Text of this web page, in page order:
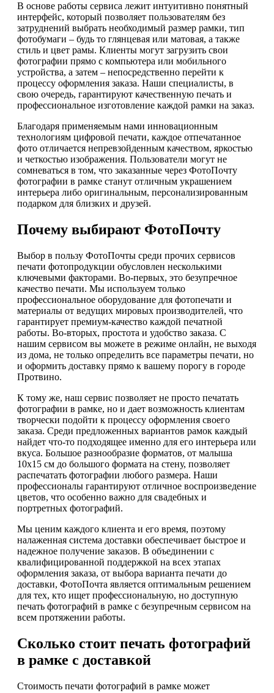
В основе работы сервиса лежит интуитивно понятный
интерфейс, который позволяет пользователям без
затруднений выбрать необходимый размер рамки, тип
фотобумаги – будь то глянцевая или матовая, а также
стиль и цвет рамы. Клиенты могут загрузить свои
фотографии прямо с компьютера или мобильного
устройства, а затем – непосредственно перейти к
процессу оформления заказа. Наши специалисты, в
свою очередь, гарантируют качественную печать и
профессиональное изготовление каждой рамки на заказ.
Благодаря применяемым нами инновационным
технологиям цифровой печати, каждое отпечатанное
фото отличается непревзойденным качеством, яркостью
и четкостью изображения. Пользователи могут не
сомневаться в том, что заказанные через ФотоПочту
фотографии в рамке станут отличным украшением
интерьера либо оригинальным, персонализированным
подарком для близких и друзей.
Почему выбирают ФотоПочту
Выбор в пользу ФотоПочты среди прочих сервисов
печати фотопродукции обусловлен несколькими
ключевыми факторами. Во-первых, это безупречное
качество печати. Мы используем только
профессиональное оборудование для фотопечати и
материалы от ведущих мировых производителей, что
гарантирует премиум-качество каждой печатной
работы. Во-вторых, простота и удобство заказа. С
нашим сервисом вы можете в режиме онлайн, не выходя
из дома, не только определить все параметры печати, но
и оформить доставку прямо к вашему порогу в городе
Протвино.
К тому же, наш сервис позволяет не просто печатать
фотографии в рамке, но и дает возможность клиентам
творчески подойти к процессу оформления своего
заказа. Среди предложенных вариантов рамок каждый
найдет что-то подходящее именно для его интерьера или
вкуса. Большое разнообразие форматов, от малыша
10x15 см до большого формата на стену, позволяет
распечатать фотографии любого размера. Наши
профессионалы гарантируют отличное воспроизведение
цветов, что особенно важно для свадебных и
портретных фотографий.
Мы ценим каждого клиента и его время, поэтому
налаженная система доставки обеспечивает быстрое и
надежное получение заказов. В объединении с
квалифицированной поддержкой на всех этапах
оформления заказа, от выбора варианта печати до
доставки, ФотоПочта является оптимальным решением
для тех, кто ищет профессиональную, но доступную
печать фотографий в рамке с безупречным сервисом на
всем протяжении работы.
Сколько стоит печать фотографий
в рамке с доставкой
Стоимость печати фотографий в рамке может